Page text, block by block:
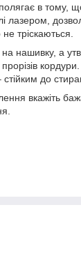
в тому,
лазером,
тріскаються.
нашивку, а
до
вкажіть